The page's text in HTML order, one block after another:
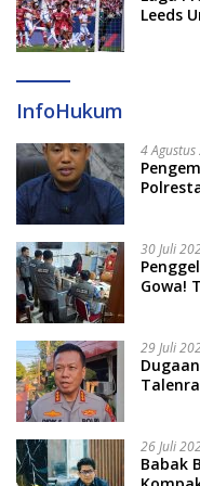
Leeds
InfoHukum
4
30 Juli
Gowa!
29 Juli
26 Juli
​Babak